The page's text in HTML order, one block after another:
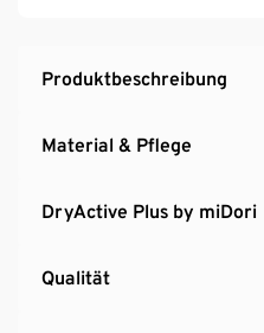
Produktbeschreibung
Material & Pflege
DryActive Plus by miDori
Qualität